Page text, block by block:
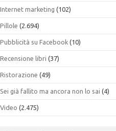
Internet marketing (102)
Pillole (2.694)
Pubblicità su Facebook (10)
Recensione libri (37)
Ristorazione (49)
Sei già fallito ma ancora non lo sai (4)
Video (2.475)